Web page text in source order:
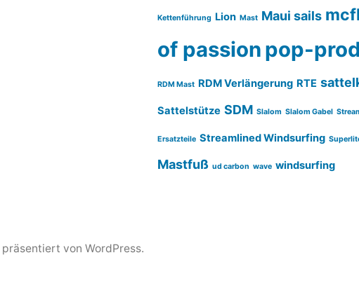
Kettenführung Lion Mast Maui sails
of passion pop-
RDM Mast RDM Verlängerung RTE
Sattelstütze SDM Slalom Slalom Gabel
Ersatzteile Streamlined Windsurfing
Mastfuß ud carbon wave windsurfing
von WordPress.